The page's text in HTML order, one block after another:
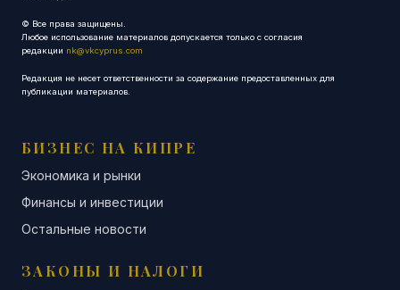
© Все права защищены.
Любое использование материалов допускается только с согласия
редакции nk@vkcyprus.com
Редакция не несет ответственности за содержание предоставленных для
публикации материалов.
БИЗНЕС НА КИПРЕ
Экономика и рынки
Финансы и инвестиции
Остальные новости
ЗАКОНЫ И НАЛОГИ